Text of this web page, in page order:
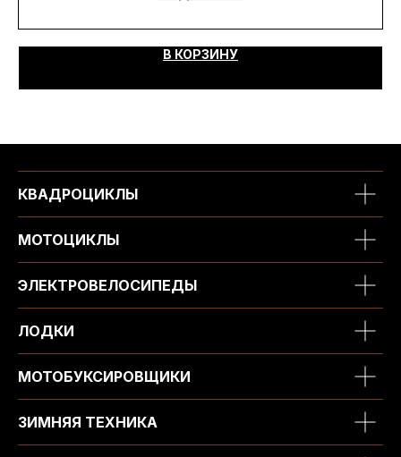
В КОРЗИНУ
КВАДРОЦИКЛЫ
МОТОЦИКЛЫ
ЭЛЕКТРОВЕЛОСИПЕДЫ
ЛОДКИ
МОТОБУКСИРОВЩИКИ
ЗИМНЯЯ ТЕХНИКА